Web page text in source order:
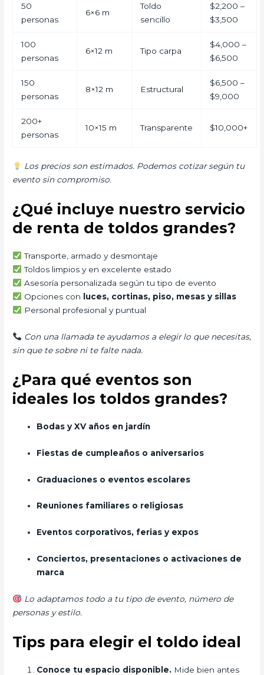
50
personas
6×6 m
Toldo
sencillo
$2,200 –
$3,500
100
personas
6×12 m Tipo carpa
$4,000 –
$6,500
150
personas
8×12 m Estructural
$6,500 –
$9,000
200+
personas
10×15 m Transparente $10,000+
Los precios son estimados. Podemos cotizar según tu
evento sin compromiso.
¿Qué incluye nuestro servicio
de renta de toldos grandes?
Transporte, armado y desmontaje
Toldos limpios y en excelente estado
Asesoría personalizada según tu tipo de evento
Opciones con
luces, cortinas, piso, mesas y sillas
Personal profesional y puntual
Con una llamada te ayudamos a elegir lo que necesitas,
sin que te sobre ni te falte nada.
¿Para qué eventos son
ideales los toldos grandes?
Bodas y XV años en jardín
Fiestas de cumpleaños o aniversarios
Graduaciones o eventos escolares
Reuniones familiares o religiosas
Eventos corporativos, ferias y expos
Conciertos, presentaciones o activaciones de
marca
Lo adaptamos todo a tu tipo de evento, número de
personas y estilo.
Tips para elegir el toldo ideal
Conoce tu espacio disponible. Mide bien antes